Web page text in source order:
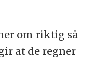
om riktig så
at de regner